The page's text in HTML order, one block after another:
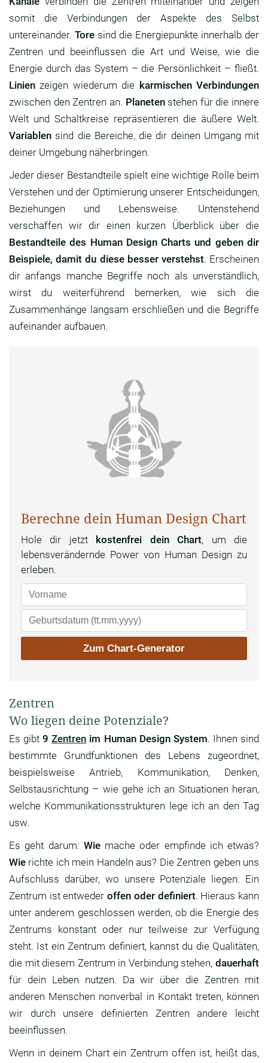
somit die Verbindungen der Aspekte des Selbst
untereinander. Tore sind die Energiepunkte innerhalb der
Zentren und beeinflussen die Art und Weise, wie die
Energie durch das System – die Persönlichkeit – fließt.
Linien zeigen wiederum die karmischen Verbindungen
zwischen den Zentren an. Planetenstehen für die innere
Welt und Schaltkreise repräsentieren die äußere Welt.
Variablen sind die Bereiche, die dir deinen Umgang mit
deiner Umgebung näherbringen.
Jeder dieser Bestandteile spielt eine wichtige Rolle beim
Verstehen und der Optimierung unserer Entscheidungen,
Beziehungen und Lebensweise. Untenstehend
verschaffen wir dir einen kurzen Überblick über die
Bestandteile des Human Design Charts und geben dir
Beispiele, damit du diese besser verstehst. Erscheinen
dir anfangs manche Begriffe noch als unverständlich,
wirst du weiterführend bemerken, wie sich die
Zusammenhänge langsam erschließen und die Begriffe
aufeinander aufbauen.
Berechne dein Human Design Chart
Hole dir jetzt kostenfrei dein Chart, um die
lebensverändernde Power von Human Design zu
erleben.
Zentren
Wo liegen deine Potenziale?
Es gibt9Zentren im Human Design System. Ihnen sind
bestimmte Grundfunktionen des Lebens zugeordnet,
beispielsweise Antrieb, Kommunikation, Denken,
Selbstausrichtung – wie gehe ich an Situationen heran,
welche Kommunikationsstrukturen lege ich an den Tag
usw.
Es geht darum: Wiemache oder empfinde ich etwas?
Wie richte ich mein Handeln aus? Die Zentren geben uns
Aufschluss darüber, wo unsere Potenziale liegen. Ein
Zentrum ist entwederoffen oder definiert. Hieraus kann
unter anderem geschlossen werden, ob die Energie des
Zentrums konstant oder nur teilweise zur Verfügung
steht. Ist ein Zentrum definiert, kannst du die Qualitäten,
die mit diesem Zentrum in Verbindung stehen, dauerhaft
für dein Leben nutzen. Da wir über die Zentren mit
anderen Menschen nonverbal in Kontakt treten, können
wir durch unsere definierten Zentren andere leicht
beeinflussen.
Wenn in deinem Chart ein Zentrum offen ist, heißt das,